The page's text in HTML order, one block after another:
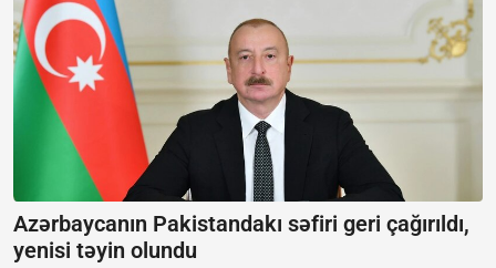
Azərbaycanın Pakistandakı səfiri geri çağırıldı,
yenisi təyin olundu